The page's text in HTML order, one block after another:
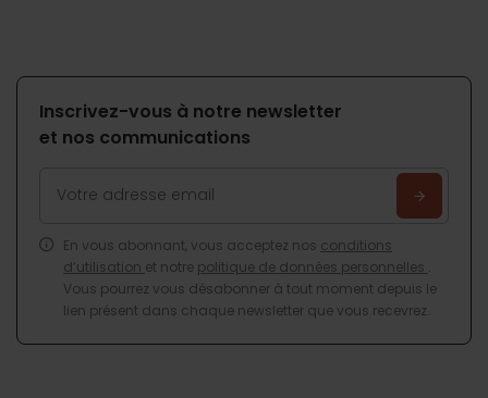
Inscrivez-vous à notre newsletter
et nos communications
En vous abonnant, vous acceptez nos conditions
d’utilisation et notre politique de données personnelles
Vous pourrez vous désabonner à tout moment depuis le
lien présent dans chaque newsletter que vous recevrez.